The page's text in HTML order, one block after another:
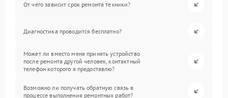
От чего зависит срок ремонта техники?
Диагностика проводится бесплатно?
Может ли вместо меня принять устройство
после ремонта другой человек, контактный
телефон которого я предоставлю?
Возможно ли получать обратную связь в
процессе выполнения ремонтных работ?